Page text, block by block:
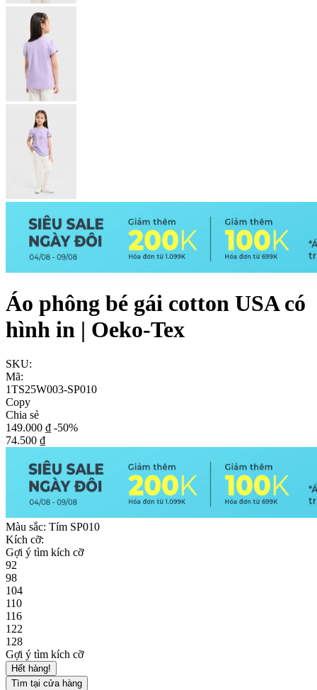
Áo phông bé gái cotton USA có
hình in | Oeko-Tex
SKU:
Mã:
1TS25W003-SP010
Copy
Chia sẻ
149.000 ₫ -50%
74.500 ₫
Màu sắc: Tím SP010
Kích cỡ:
Gợi ý tìm kích cỡ
92
98
104
110
116
122
128
Gợi ý tìm kích cỡ
Hết hàng!
Tìm tại cửa hàng